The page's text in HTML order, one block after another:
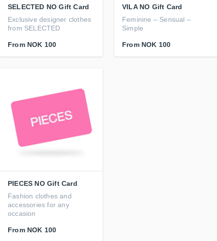
SELECTED NO Gift Card
Exclusive designer clothes
from SELECTED
From NOK 100
VILA NO Gift Card
Feminine – Sensual –
Simple
From NOK 100
PIECES NO Gift Card
Fashion clothes and
accessories for any
occasion
From NOK 100